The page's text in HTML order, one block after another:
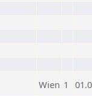
Wien 1